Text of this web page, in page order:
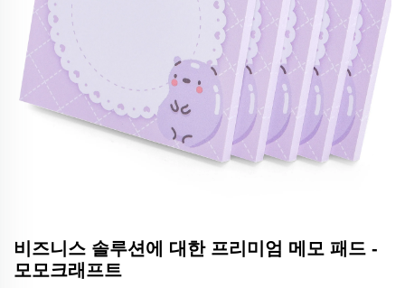
비즈니스 솔루션에 대한 프리미엄 메모 패드 -
모모크래프트